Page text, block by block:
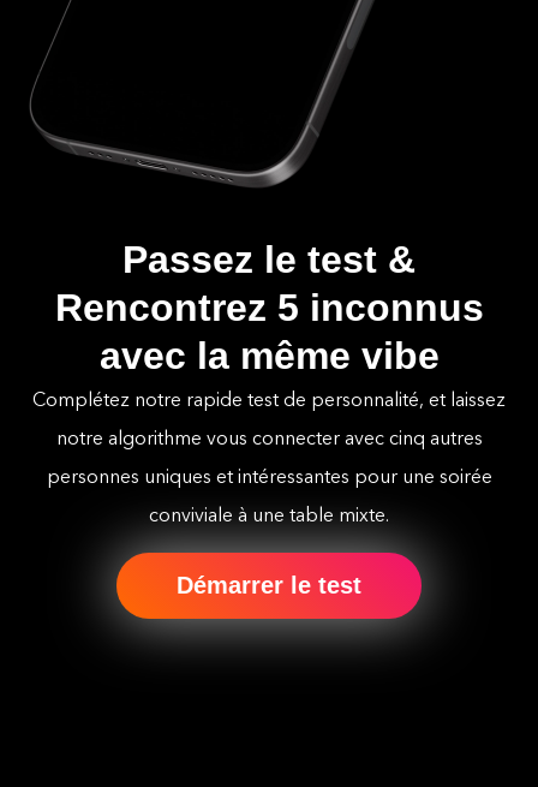
Passez le test &
Rencontrez 5 inconnus
avec la même vibe
Complétez notre rapide test de personnalité, et laissez
notre algorithme vous connecter avec cinq autres
personnes uniques et intéressantes pour une soirée
conviviale à une table mixte.
Démarrer le test